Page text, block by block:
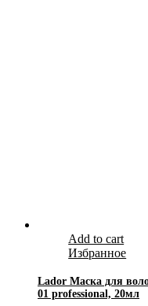
Add to cart
Избранное
Lador Маска для
01 professional, 20мл